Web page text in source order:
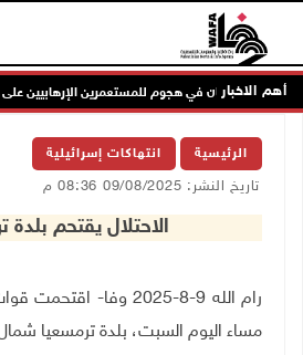
أهم الاخبار
إصابتان في هجوم للمستعمرين الإرهابيين على
الرئيسية انتهاكات إسرائيلية
تاريخ النشر: 09/08/2025 08:36 م
الاحتلال يقتحم بلدة
رام الله 9-8-2025 وفا-
مساء اليوم السبت، بلدة ترمسعيا